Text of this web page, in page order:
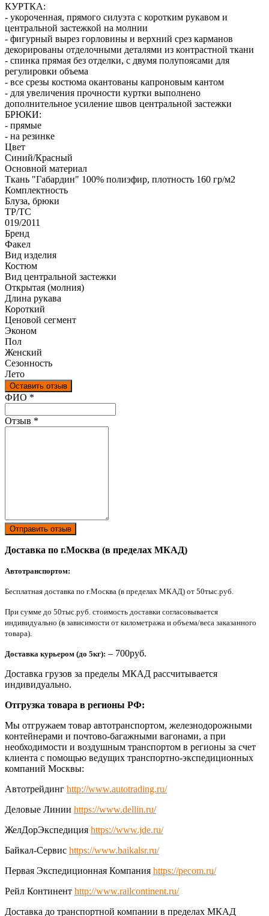
КУРТКА:
- укороченная, прямого силуэта с коротким рукавом и
центральной застежкой на молнии
- фигурный вырез горловины и верхний срез карманов
декорированы отделочными деталями из контрастной ткани
- спинка прямая без отделки, с двумя полупоясами для
регулировки объема
- все срезы костюма окантованы капроновым кантом
- для увеличения прочности куртки выполнено
дополнительное усиление швов центральной застежки
БРЮКИ:
- прямые
- на резинке
Цвет
Синий/Красный
Основной материал
Ткань "Габардин" 100% полиэфир, плотность 160 гр/м2
Комплектность
Блуза, брюки
ТР/ТС
019/2011
Бренд
Факел
Вид изделия
Костюм
Вид центральной застежки
Открытая (молния)
Длина рукава
Короткий
Ценовой сегмент
Эконом
Пол
Женский
Сезонность
Лето
Оставить отзыв
Ваш отзыв был отправлен!
ФИО *
Отзыв *
Отправить отзыв
Доставка по г.Москва (в пределах МКАД)
Автотранспортом:
Бесплатная доставка по г.Москва (в пределах МКАД) от 50тыс.руб.
При сумме до 50тыс.руб. стоимость доставки согласовывается
индивидуально (в зависимости от километража и объема/веса заказанного
товара).
Доставка курьером (до 5кг): – 700руб.
Доставка грузов за пределы МКАД рассчитывается
индивидуально.
Отгрузка товара в регионы РФ:
Мы отгружаем товар автотранспортом, железнодорожными
контейнерами и почтово-багажными вагонами, а при
необходимости и воздушным транспортом в регионы за счет
клиента с помощью ведущих транспортно-экспедиционных
компаний Москвы:
Автотрейдинг http://www.autotrading.ru/
Деловые Линии https://www.dellin.ru/
ЖелДорЭкспедиция https://www.jde.ru/
Байкал-Сервис https://www.baikalsr.ru/
Первая Экспедиционная Компания https://pecom.ru/
Рейл Континент http://www.railcontinent.ru/
Доставка до транспортной компании в пределах МКАД